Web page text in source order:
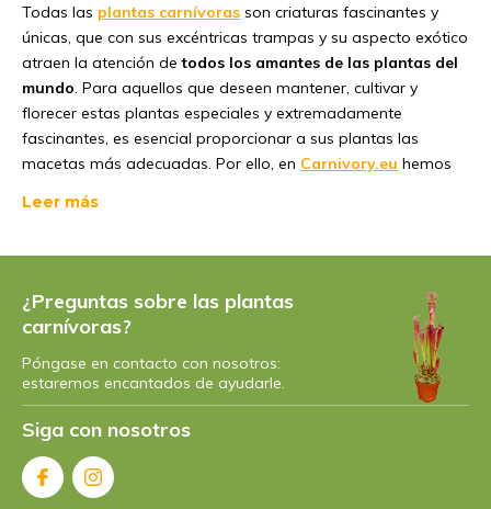
Todas las plantas carnívoras son criaturas fascinantes y
únicas, que con sus excéntricas trampas y su aspecto exótico
atraen la atención detodos los amantes de las plantas del
mundo . Para aquellos que deseen mantener, cultivar y
florecer estas plantas especiales y extremadamente
fascinantes, es esencial proporcionar a sus plantas las
macetas más adecuadas. Por ello, en Carnivory.eu hemos
nuestras plantas carnívoras más grandes, concretamente la
. En este texto explicaremos por qué
nuestras macetas de 12 centímetros son las más adecuadas
para las plantas carnívoras grandes. También veremos cómo
elegir la maceta adecuada para usted.
¿Por qué elegir una maceta de 12
centímetros?
Hemos dividido nuestras categorías de forma que pueda ver
Leer más
¿Preguntas sobre las plantas
carnívoras?
Póngase en contacto con nosotros:
estaremos encantados de ayudarle.
Siga con nosotros